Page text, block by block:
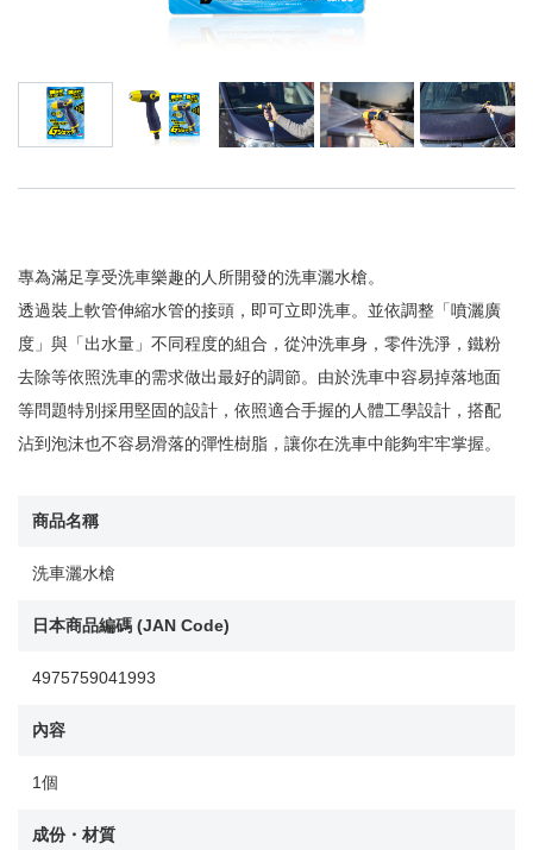
專為滿足享受洗車樂趣的人所開發的洗車灑水槍。
透過裝上軟管伸縮水管的接頭，即可立即洗車。並依調整「噴灑廣
度」與「出水量」不同程度的組合，從沖洗車身，零件洗淨，鐵粉
去除等依照洗車的需求做出最好的調節。由於洗車中容易掉落地面
等問題特別採用堅固的設計，依照適合手握的人體工學設計，搭配
沾到泡沫也不容易滑落的彈性樹脂，讓你在洗車中能夠牢牢掌握。
商品名稱
洗車灑水槍
日本商品編碼 (JAN Code)
4975759041993
內容
1個
成份・材質